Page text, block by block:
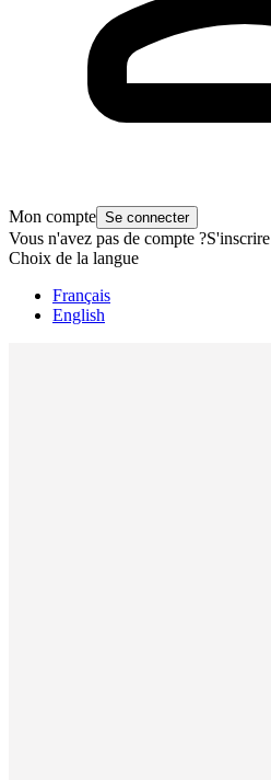
Mon compte Se connecter
Vous n'avez pas de compte ?S'inscrire
Choix de la langue
Français
English